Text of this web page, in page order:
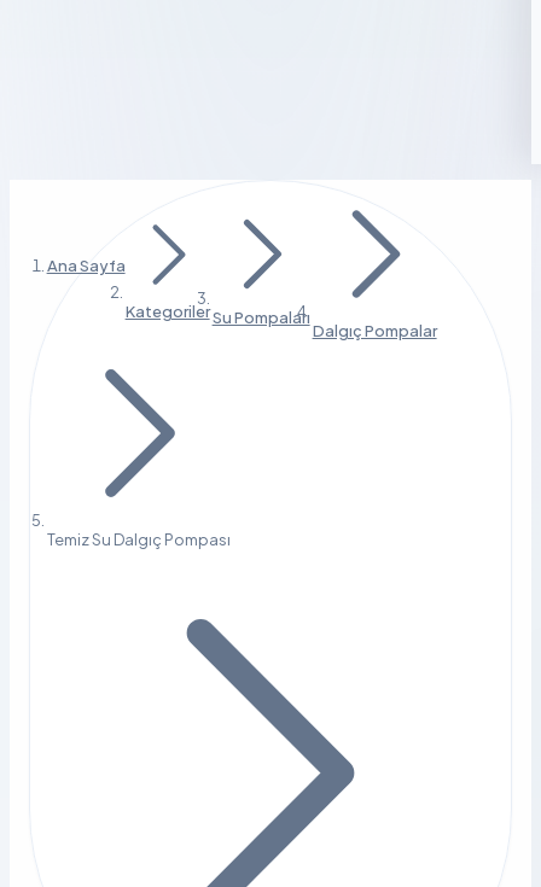
Ana Sayfa
KategorilerSu Pompaları
Dalgıç Pompalar
Temiz Su Dalgıç Pompası